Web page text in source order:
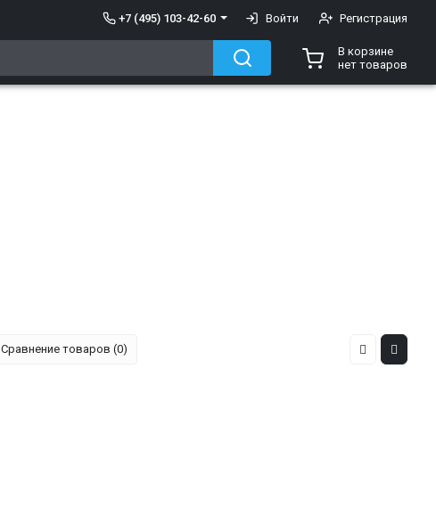
+7 (495) 103-42-60 Войти Регистрация
В корзине
нет товаров
Сравнение товаров (0)